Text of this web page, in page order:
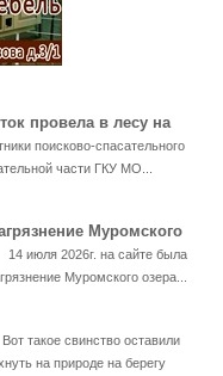
провела в лесу на
поисково-спасательного
части ГКУ МО...
Муромского
14 июля 2026г. на сайте была
Муромского озера...
Вот такое свинство оставили
на природе на берегу